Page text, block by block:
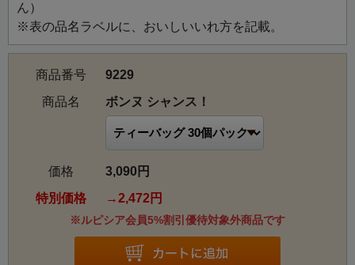
ん）
※表の品名ラベルに、おいしいいれ方を記載。
商品番号
9229
商品名
ボンヌ シャンス！
価格
3,090円
特別価格
2,472円
※ルピシア会員5%割引優待対象外商品です